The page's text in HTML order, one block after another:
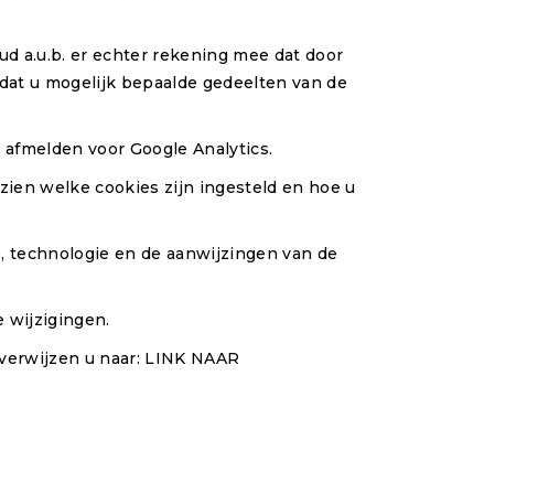
a.u.b. er echter rekening mee dat door
u mogelijk bepaalde gedeelten van de
voor Google Analytics.
welke cookies zijn ingesteld en hoe u
en de aanwijzingen van de
wijzigingen.
u naar: LINK NAAR